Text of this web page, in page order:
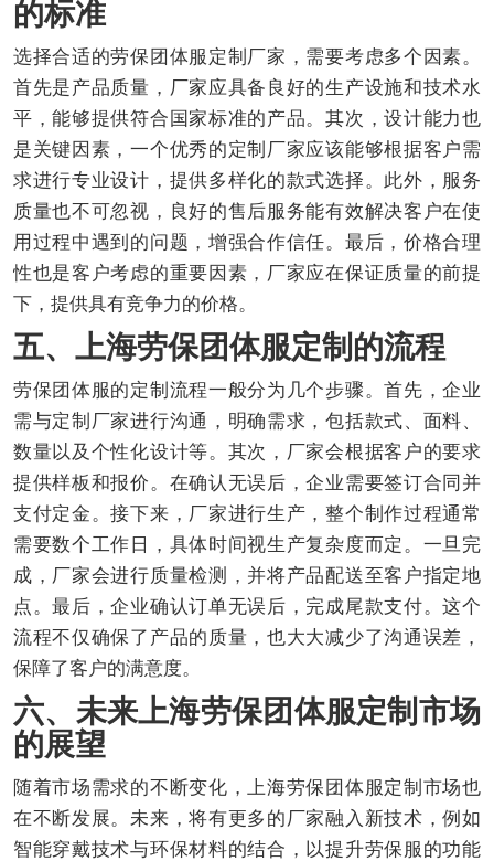
的标准
选择合适的劳保团体服定制厂家，需要考虑多个因素。
首先是产品质量，厂家应具备良好的生产设施和技术水
平，能够提供符合国家标准的产品。其次，设计能力也
是关键因素，一个优秀的定制厂家应该能够根据客户需
求进行专业设计，提供多样化的款式选择。此外，服务
质量也不可忽视，良好的售后服务能有效解决客户在使
用过程中遇到的问题，增强合作信任。最后，价格合理
性也是客户考虑的重要因素，厂家应在保证质量的前提
下，提供具有竞争力的价格。
五、上海劳保团体服定制的流程
劳保团体服的定制流程一般分为几个步骤。首先，企业
需与定制厂家进行沟通，明确需求，包括款式、面料、
数量以及个性化设计等。其次，厂家会根据客户的要求
提供样板和报价。在确认无误后，企业需要签订合同并
支付定金。接下来，厂家进行生产，整个制作过程通常
需要数个工作日，具体时间视生产复杂度而定。一旦完
成，厂家会进行质量检测，并将产品配送至客户指定地
点。最后，企业确认订单无误后，完成尾款支付。这个
流程不仅确保了产品的质量，也大大减少了沟通误差，
保障了客户的满意度。
六、未来上海劳保团体服定制市场
的展望
随着市场需求的不断变化，上海劳保团体服定制市场也
在不断发展。未来，将有更多的厂家融入新技术，例如
智能穿戴技术与环保材料的结合，以提升劳保服的功能